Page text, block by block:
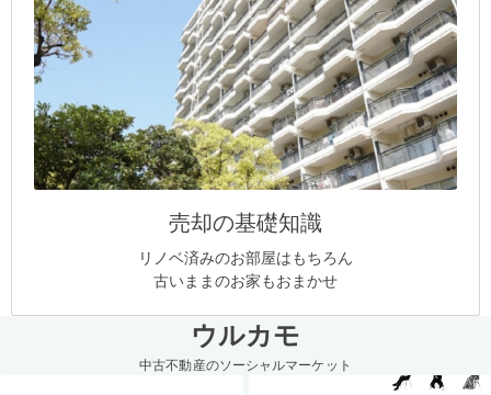
売却の基礎知識
リノベ済みのお部屋はもちろん
古いままのお家もおまかせ
ウルカモ
中古不動産のソーシャルマーケット